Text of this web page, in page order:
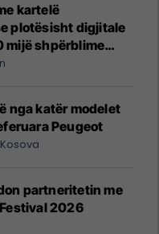
kartelë
plotësisht digjitale
mijë shpërblime
nga katër modelet
Peugeot
partneritetin me
2026